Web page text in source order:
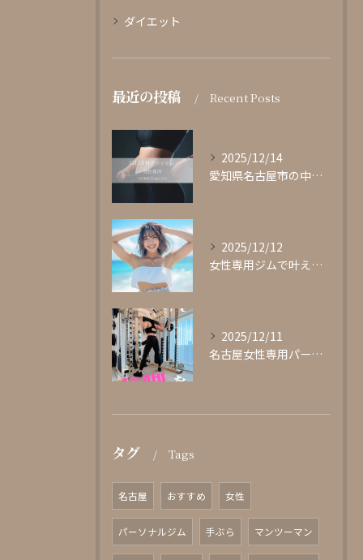
ダイエット
最近の投稿 Recent Posts
2025/12/14
愛知県名古屋市の中心部に位置する女性専用パーソナルジムgli...
2025/12/12
女性専用ジムで叶える理想の体型作り
2025/12/11
名古屋女性専用パーソナルジムglishグリッシュ
タグ Tags
名古屋 おすすめ 女性
パーソナルジム 手ぶら マンツーマン